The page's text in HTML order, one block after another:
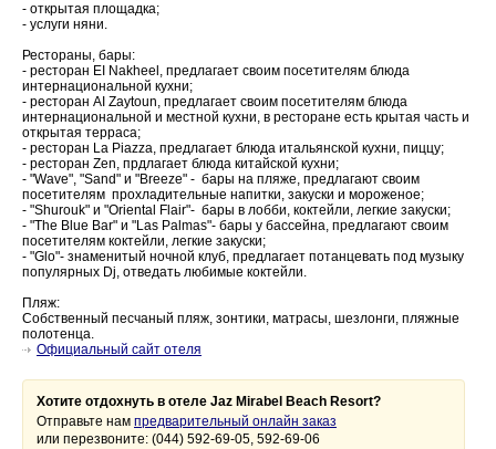
- открытая площадка;
- услуги няни.
Рестораны, бары:
- ресторан EI Nakheel, предлагает своим посетителям блюда
интернациональной кухни;
- ресторан AI Zaytoun, предлагает своим посетителям блюда
интернациональной и местной кухни, в ресторане есть крытая часть и
открытая терраса;
- ресторан La Piazza, предлагает блюда итальянской кухни, пиццу;
- ресторан Zen, прдлагает блюда китайской кухни;
- "Wave", "Sand" и "Breeze" - бары на пляже, предлагают своим
посетителям прохладительные напитки, закуски и мороженое;
- "Shurouk" и "Oriental Flair"- бары в лобби, коктейли, легкие закуски;
- "The Blue Bar" и "Las Palmas"- бары у бассейна, предлагают своим
посетителям коктейли, легкие закуски;
- "Glo"- знаменитый ночной клуб, предлагает потанцевать под музыку
популярных Dj, отведать любимые коктейли.
Пляж:
Собственный песчаный пляж, зонтики, матрасы, шезлонги, пляжные
полотенца.
Официальный сайт отеля
Хотите отдохнуть в отеле Jaz Mirabel Beach Resort?
Отправьте нам предварительный онлайн заказ
или перезвоните: (044) 592-69-05, 592-69-06